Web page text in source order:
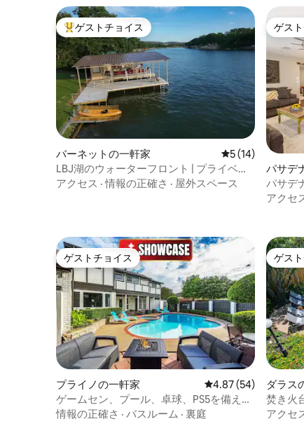
醸し出し、広さと木の上にいるような感
覚をプラスします。 私の家は2戸建ての裏
のユニットです。 通りから離れているの
で、とてもプライベートで静かです。
Airbnbのメッセージ、メール、電話で簡
単にご連絡いただけます。地元のおすす
め情報をお知らせいたします。 もちろ
ん、滞在中に何か問題が発生した場合
は、ハウスキーパーと同様、私にもご連
絡ください。 ジルカーパークやバートン
スプリングスに近い、緑豊かな丘陵地帯
の静けさをお楽しみください。 または、
近くのサウスラマーに行くこともできま
す。レストラン、ショップ、映画館、カ
バートンスプリングス、ボールディンク
リーク、ダウンタウンなどに行けま
す）。 10月9日～16日（ACLフェスティバ
ル期間中）は最低3泊以上。
大好評のゲストチョイスです。
ゲストチョイス
バーネットの一軒家 レビュー14件、
5 (14)
LBJ湖のウォーターフロント | プライベー
トドック | 家族で楽しめる！
アクセス ·情報の正確さ · 屋外スペース
ゲス
ゲス
パサデ
パサデ
（ゲー
アクセ
ゲストチョイス
ゲストチョイス
プライノの一軒家 レビュー54件、5つ
4.87 (54)
ゲームセン、プール、卓球、PS5を備えた
大規模ヴィラ
情報の正確さ · バスルーム · 裏庭
ゲス
ゲス
ダラス
焚き火
ダンな
アクセ